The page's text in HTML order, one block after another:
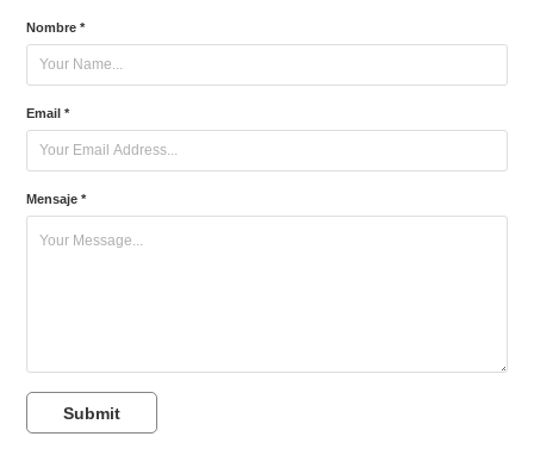
Nombre *
Email *
Mensaje *
Submit